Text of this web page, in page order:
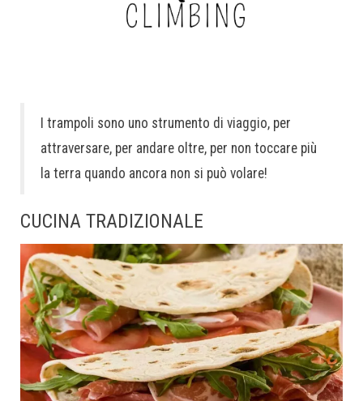
I trampoli sono uno strumento di viaggio, per
attraversare, per andare oltre, per non toccare più
la terra quando ancora non si può volare!
CUCINA TRADIZIONALE